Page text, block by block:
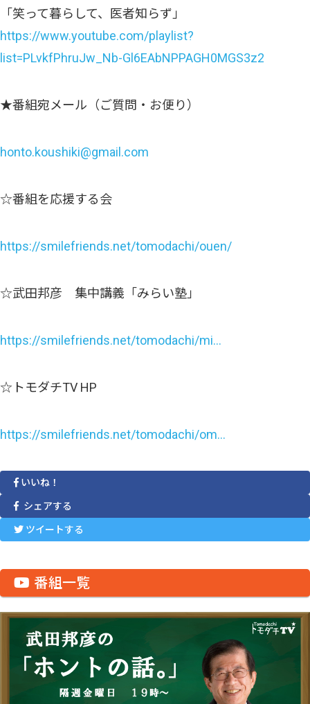
「笑って暮らして、医者知らず」
https://www.youtube.com/playlist?
list=PLvkfPhruJw_Nb-Gl6EAbNPPAGH0MGS3z2
★番組宛メール（ご質問・お便り）
honto.koushiki@gmail.com
☆番組を応援する会
https://smilefriends.net/tomodachi/ouen/
☆武田邦彦 集中講義「みらい塾」
https://smilefriends.net/tomodachi/mi…
☆トモダチTV HP
https://smilefriends.net/tomodachi/om…
いいね！
シェアする
ツイートする
番組一覧